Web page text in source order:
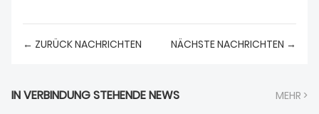
← ZURÜCK NACHRICHTEN NÄCHSTE NACHRICHTEN →
IN VERBINDUNG STEHENDE NEWS MEHR >